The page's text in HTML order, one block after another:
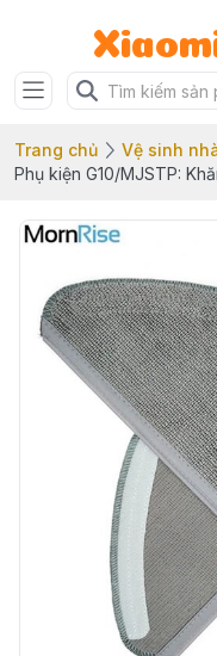
Trang chủ Vệ sinh
Phụ kiện G10/MJSTP: